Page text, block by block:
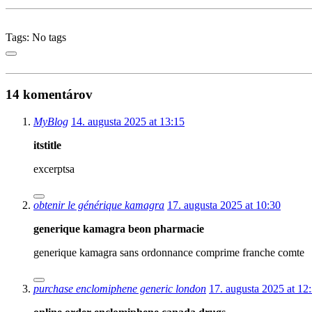
Tags: No tags
14 komentárov
MyBlog 14. augusta 2025 at 13:15
itstitle
excerptsa
obtenir le générique kamagra 17. augusta 2025 at 10:30
generique kamagra beon pharmacie
generique kamagra sans ordonnance comprime franche comte
purchase enclomiphene generic london 17. augusta 2025 at